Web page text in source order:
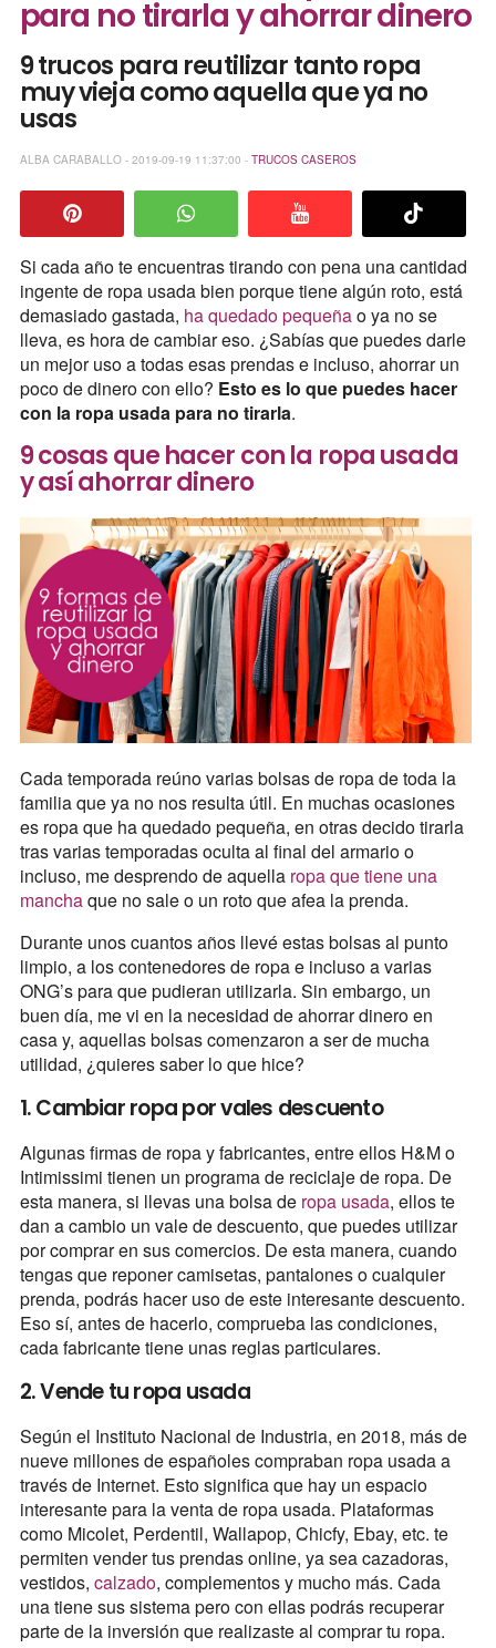
para no tirarla y ahorrar dinero
9 trucos para reutilizar tanto ropa
muy vieja como aquella que ya no
usas
ALBA CARABALLO - 2019-09-19 11:37:00 - TRUCOS CASEROS
Si cada año te encuentras tirando con pena una cantidad
ingente de ropa usada bien porque tiene algún roto, está
demasiado gastada, ha quedado pequeñao ya no se
lleva, es hora de cambiar eso. ¿Sabías que puedes darle
un mejor uso a todas esas prendas e incluso, ahorrar un
poco de dinero con ello? Esto es lo que puedes hacer
con la ropa usada para no tirarla.
9 cosas que hacer con la ropa usada
y así ahorrar dinero
Cada temporada reúno varias bolsas de ropa de toda la
familia que ya no nos resulta útil. En muchas ocasiones
es ropa que ha quedado pequeña, en otras decido tirarla
tras varias temporadas oculta al final del armario o
incluso, me desprendo de aquella ropa que tiene una
manchaque no sale o un roto que afea la prenda.
Durante unos cuantos años llevé estas bolsas al punto
limpio, a los contenedores de ropa e incluso a varias
ONG’s para que pudieran utilizarla. Sin embargo, un
buen día, me vi en la necesidad de ahorrar dinero en
casa y, aquellas bolsas comenzaron a ser de mucha
utilidad, ¿quieres saber lo que hice?
1. Cambiar ropa por vales descuento
Algunas firmas de ropa y fabricantes, entre ellos H&M o
Intimissimi tienen un programa de reciclaje de ropa. De
esta manera, si llevas una bolsa de ropa usada, ellos te
dan a cambio un vale de descuento, que puedes utilizar
por comprar en sus comercios. De esta manera, cuando
tengas que reponer camisetas, pantalones o cualquier
prenda, podrás hacer uso de este interesante descuento.
Eso sí, antes de hacerlo, comprueba las condiciones,
cada fabricante tiene unas reglas particulares.
2. Vende tu ropa usada
Según el Instituto Nacional de Industria, en 2018, más de
nueve millones de españoles compraban ropa usada a
través de Internet. Esto significa que hay un espacio
interesante para la venta de ropa usada. Plataformas
como Micolet, Perdentil, Wallapop, Chicfy, Ebay, etc. te
permiten vender tus prendas online, ya sea cazadoras,
vestidos, calzado, complementos y mucho más. Cada
una tiene sus sistema pero con ellas podrás recuperar
parte de la inversión que realizaste al comprar tu ropa.